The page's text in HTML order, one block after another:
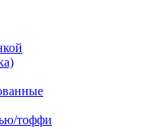
тоффи